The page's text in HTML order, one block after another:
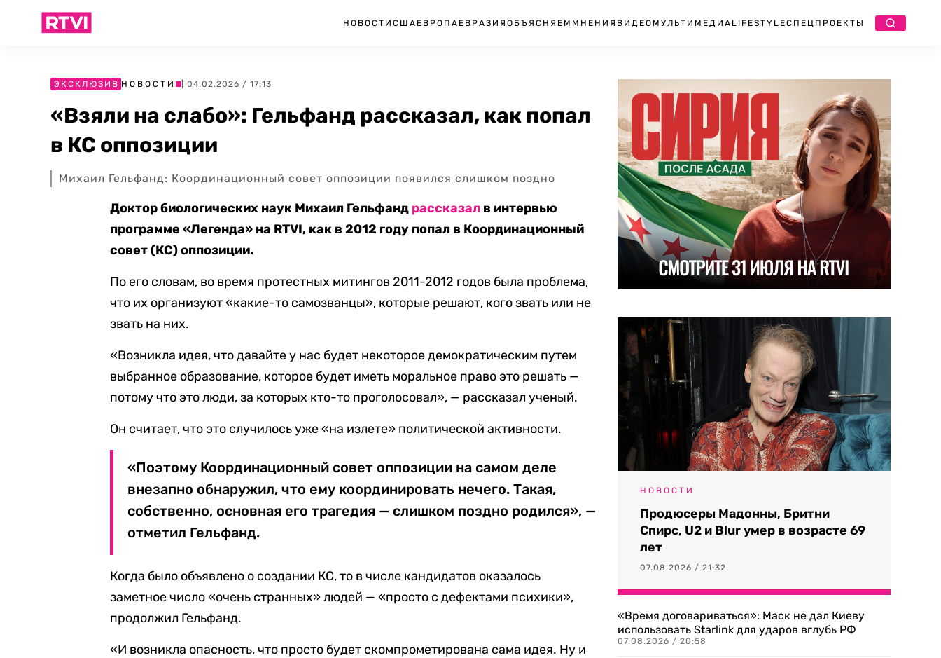
НОВОСТИ США ЕВРОПА ЕВРАЗИЯ ОБЪЯСНЯЕМ МНЕНИЯ ВИДЕО МУЛЬТИМЕДИА LIFESTYLEСПЕЦПРОЕКТЫ
ЭКСКЛЮЗИВ НОВОСТИ | 04.02.2026 / 17:13
«Взяли на слабо»: Гельфанд рассказал, как попал
в КС оппозиции
Михаил Гельфанд: Координационный совет оппозиции появился слишком поздно
Доктор биологических наук Михаил Гельфанд рассказал в интервью
программе «Легенда» на RTVI, как в 2012 году попал в Координационный
совет (КС) оппозиции.
По его словам, во время протестных митингов 2011-2012 годов была проблема,
что их организуют «какие-то самозванцы», которые решают, кого звать или не
звать на них.
«Возникла идея, что давайте у нас будет некоторое демократическим путем
выбранное образование, которое будет иметь моральное право это решать —
потому что это люди, за которых кто-то проголосовал», — рассказал ученый.
Он считает, что это случилось уже «на излете» политической активности.
«Поэтому Координационный совет оппозиции на самом деле
внезапно обнаружил, что ему координировать нечего. Такая,
собственно, основная его трагедия — слишком поздно родился», —
отметил Гельфанд.
Когда было объявлено о создании КС, то в числе кандидатов оказалось
заметное число «очень странных» людей — «просто с дефектами психики»,
продолжил Гельфанд.
«И возникла опасность, что просто будет скомпрометирована сама идея. Ну и
НОВОСТИ
Продюсеры Мадонны, Бритни
Спирс, U2 и Blur умер в возрасте 69
лет
07.08.2026 / 21:32
«Время договариваться»: Маск не дал Киеву
использовать Starlink для ударов вглубь РФ
07.08.2026 / 20:58